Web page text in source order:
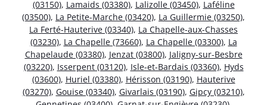
(03150), Lamaids (03380), Lalizolle (03450), Laféline
(03500), La Petite-Marche (03420), La Guillermie (03250),
La Ferté-Hauterive (03340), La Chapelle-aux-Chasses
(03230), La Chapelle (73660), La Chapelle (03300), La
Chapelaude (03380), Jenzat (03800), Jaligny-sur-Besbre
(03220), Isserpent (03120), Isle-et-Bardais (03360), Hyds
(03600), Huriel (03380), Hérisson (03190), Hauterive
(03270), Gouise (03340), Givarlais (03190), Gipcy (03210),